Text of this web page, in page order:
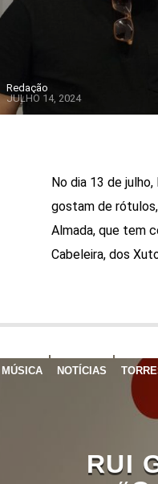
Redação
JULHO 14, 2024
No dia 13 de
gostam de
Almada, que tem
Cabeleira, dos
MÚSICA NOTÍCIAS
RUI